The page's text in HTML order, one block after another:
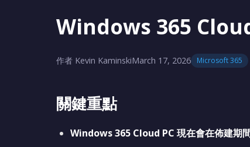
Windows 365
作者 Kevin KaminskiMarch 17, 2026 Microsoft 365
關鍵重點
Windows 365 Cloud PC 現在會在佈建期